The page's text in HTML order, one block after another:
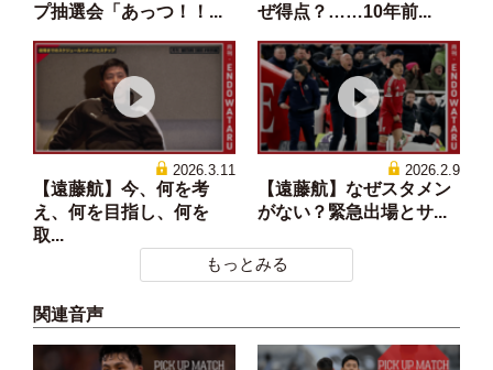
プ抽選会「あっつ！！...
ぜ得点？……10年前...
2026.3.11
【遠藤航】今、何を考
え、何を目指し、何を
取...
2026.2.9
【遠藤航】なぜスタメン
がない？緊急出場とサ...
もっとみる
関連音声